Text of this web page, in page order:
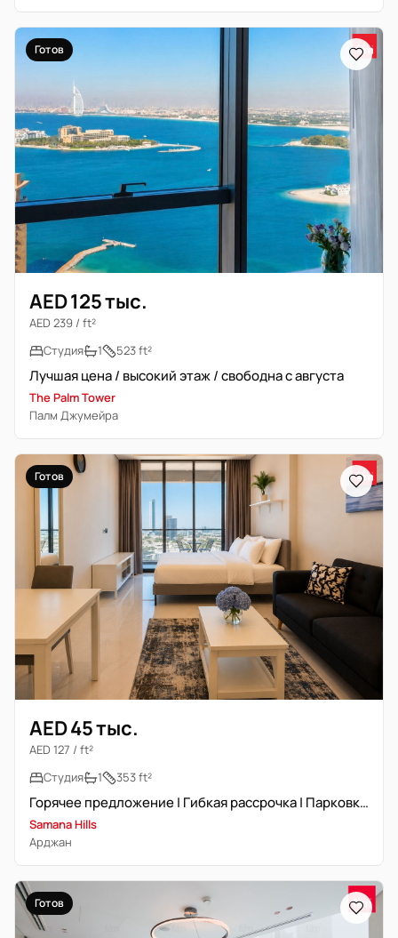
Готов
AED 125 тыс.
AED 239 / ft²
Студия
1 523 ft²
Лучшая цена / высокий этаж / свободна с августа
The Palm Tower
Палм Джумейра
Готов
AED 45 тыс.
AED 127 / ft²
Студия
1 353 ft²
Горячее предложение | Гибкая рассрочка | Парковка включена
Samana Hills
Арджан
Готов